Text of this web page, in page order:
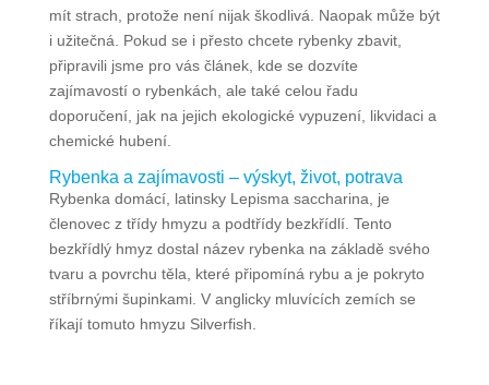
mít strach, protože není nijak škodlivá. Naopak může být
i užitečná. Pokud se i přesto chcete rybenky zbavit,
připravili jsme pro vás článek, kde se dozvíte
zajímavostí o rybenkách, ale také celou řadu
doporučení, jak na jejich ekologické vypuzení, likvidaci a
chemické hubení.
Rybenka a zajímavosti – výskyt, život, potrava
Rybenka domácí, latinsky Lepisma saccharina, je
členovec z třídy hmyzu a podtřídy bezkřídlí. Tento
bezkřídlý hmyz dostal název rybenka na základě svého
tvaru a povrchu těla, které připomíná rybu a je pokryto
stříbrnými šupinkami. V anglicky mluvících zemích se
říkají tomuto hmyzu Silverfish.